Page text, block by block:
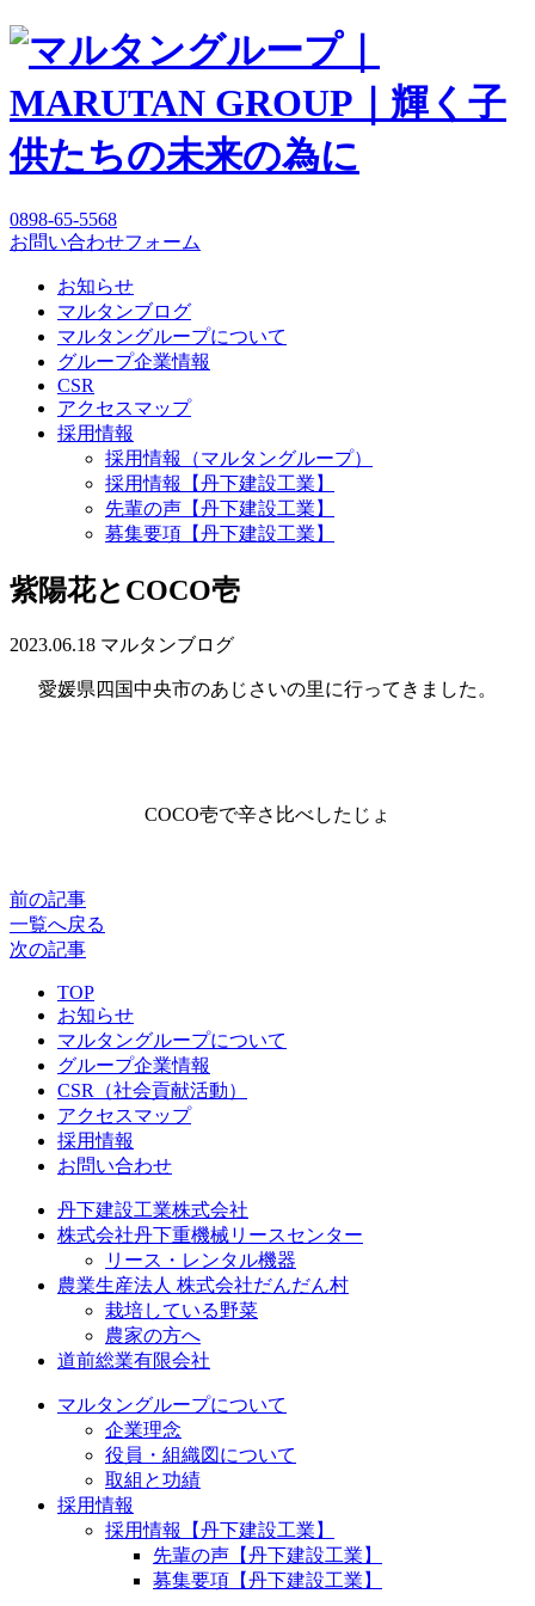
0898-65-5568
お問い合わせフォーム
お知らせ
マルタンブログ
マルタングループについて
グループ企業情報
CSR
アクセスマップ
採用情報
採用情報（マルタングループ）
採用情報【丹下建設工業】
先輩の声【丹下建設工業】
募集要項【丹下建設工業】
紫陽花とCOCO壱
2023.06.18 マルタンブログ
愛媛県四国中央市のあじさいの里に行ってきました。
COCO壱で辛さ比べしたじょ
前の記事
一覧へ戻る
次の記事
TOP
お知らせ
マルタングループについて
グループ企業情報
CSR（社会貢献活動）
アクセスマップ
採用情報
お問い合わせ
丹下建設工業株式会社
株式会社丹下重機械リースセンター
リース・レンタル機器
農業生産法人 株式会社だんだん村
栽培している野菜
農家の方へ
道前総業有限会社
マルタングループについて
企業理念
役員・組織図について
取組と功績
採用情報
採用情報【丹下建設工業】
先輩の声【丹下建設工業】
募集要項【丹下建設工業】